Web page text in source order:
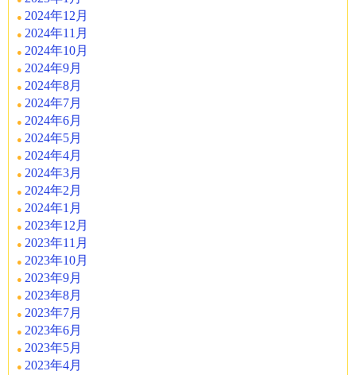
2024年12月
2024年11月
2024年10月
2024年9月
2024年8月
2024年7月
2024年6月
2024年5月
2024年4月
2024年3月
2024年2月
2024年1月
2023年12月
2023年11月
2023年10月
2023年9月
2023年8月
2023年7月
2023年6月
2023年5月
2023年4月